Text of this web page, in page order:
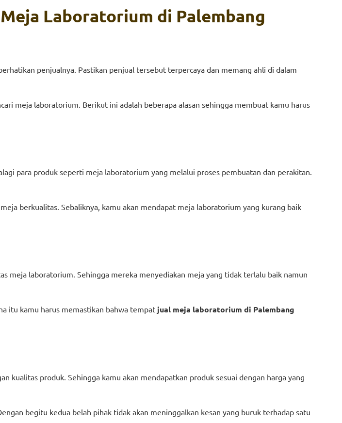
Laboratorium di Palembang
penjualnya. Pastikan penjual tersebut terpercaya dan memang ahli di dalam
meja laboratorium. Berikut ini adalah beberapa alasan sehingga membuat kamu harus
para produk seperti meja laboratorium yang melalui proses pembuatan dan perakitan.
berkualitas. Sebaliknya, kamu akan mendapat meja laboratorium yang kurang baik
meja laboratorium. Sehingga mereka menyediakan meja yang tidak terlalu baik namun
itu kamu harus memastikan bahwa tempat jual meja laboratorium di Palembang
kualitas produk. Sehingga kamu akan mendapatkan produk sesuai dengan harga yang
begitu kedua belah pihak tidak akan meninggalkan kesan yang buruk terhadap satu